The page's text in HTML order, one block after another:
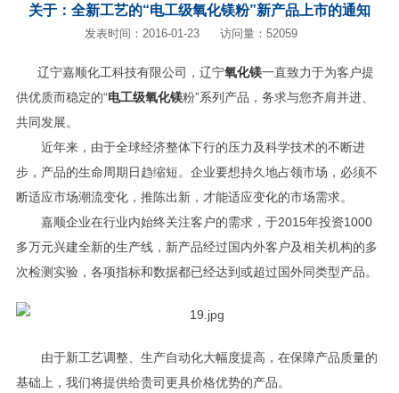
关于：全新工艺的“电工级氧化镁粉”新产品上市的通知
发表时间：2016-01-23 访问量：52059
辽宁嘉顺化工科技有限公司，辽宁氧化镁一直致力于为客户提
供优质而稳定的“电工级氧化镁粉”系列产品，务求与您齐肩并进、
共同发展。
近年来，由于全球经济整体下行的压力及科学技术的不断进
步，产品的生命周期日趋缩短。企业要想持久地占领市场，必须不
断适应市场潮流变化，推陈出新，才能适应变化的市场需求。
嘉顺企业在行业内始终关注客户的需求，于2015年投资1000
多万元兴建全新的生产线，新产品经过国内外客户及相关机构的多
次检测实验，各项指标和数据都已经达到或超过国外同类型产品。
由于新工艺调整、生产自动化大幅度提高，在保障产品质量的
基础上，我们将提供给贵司更具价格优势的产品。